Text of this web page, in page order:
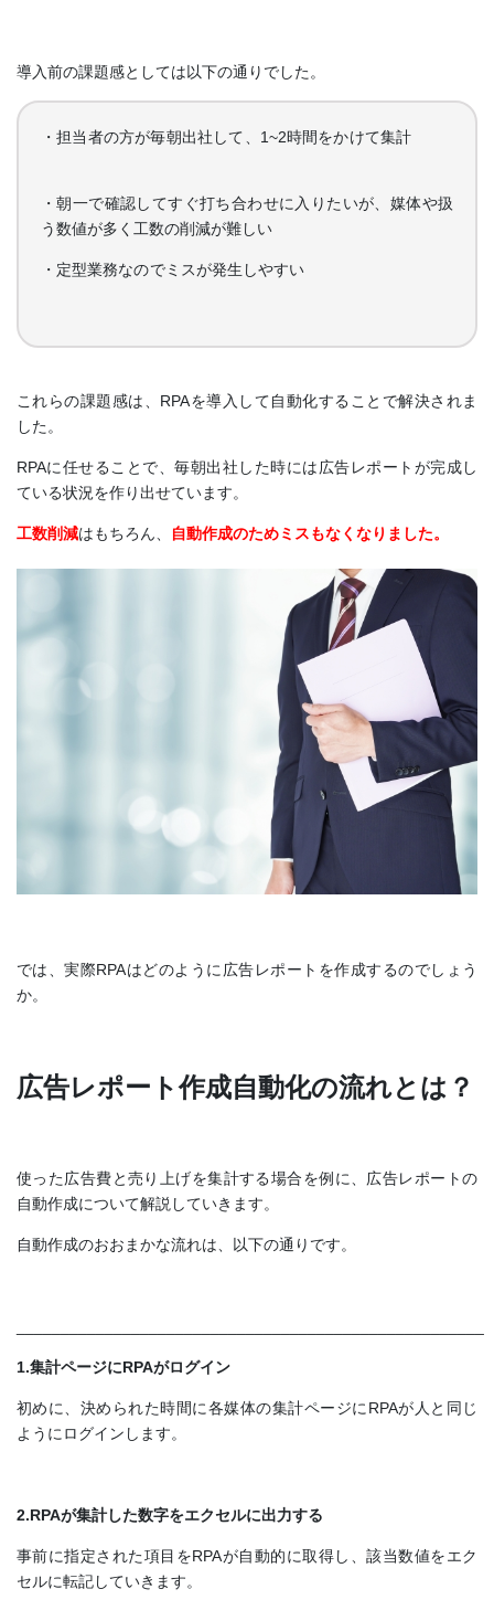
導入前の課題感としては以下の通りでした。
・担当者の方が毎朝出社して、1~2時間をかけて集計
・朝一で確認してすぐ打ち合わせに入りたいが、媒体や扱
う数値が多く工数の削減が難しい
・定型業務なのでミスが発生しやすい
これらの課題感は、RPAを導入して自動化することで解決されま
した。
RPAに任せることで、毎朝出社した時には広告レポートが完成し
ている状況を作り出せています。
工数削減はもちろん、 自動作成のためミスもなくなりました。
では、実際RPAはどのように広告レポートを作成するのでしょう
か。
広告レポート作成自動化の流れとは？
使った広告費と売り上げを集計する場合を例に、広告レポートの
自動作成について解説していきます。
自動作成のおおまかな流れは、以下の通りです。
1.集計ページにRPAがログイン
初めに、決められた時間に各媒体の集計ページにRPAが人と同じ
ようにログインします。
2.RPAが集計した数字をエクセルに出力する
事前に指定された項目をRPAが自動的に取得し、該当数値をエク
セルに転記していきます。